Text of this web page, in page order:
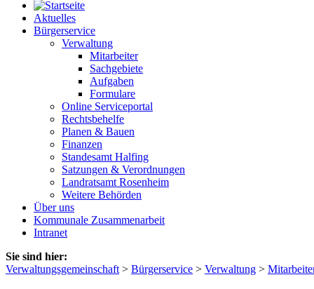
Aktuelles
Bürgerservice
Verwaltung
Mitarbeiter
Sachgebiete
Aufgaben
Formulare
Online Serviceportal
Rechtsbehelfe
Planen & Bauen
Finanzen
Standesamt Halfing
Satzungen & Verordnungen
Landratsamt Rosenheim
Weitere Behörden
Über uns
Kommunale Zusammenarbeit
Intranet
Sie sind hier:
Verwaltungsgemeinschaft > Bürgerservice > Verwaltung >